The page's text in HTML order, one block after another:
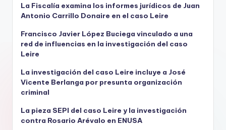
La Fiscalía examina los informes jurídicos de Juan
Antonio Carrillo Donaire en el caso Leire
Francisco Javier López Buciega vinculado a una
red de influencias en la investigación del caso
Leire
La investigación del caso Leire incluye a José
Vicente Berlanga por presunta organización
criminal
La pieza SEPI del caso Leire y la investigación
contra Rosario Arévalo en ENUSA